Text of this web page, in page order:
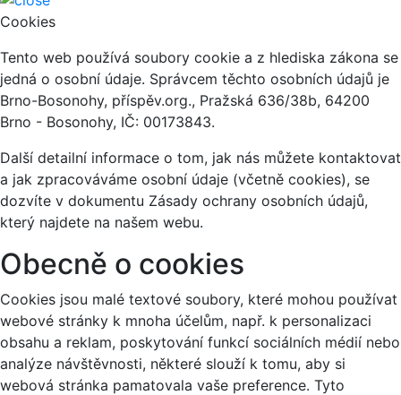
Cookies
Tento web používá soubory cookie a z hlediska zákona se
jedná o osobní údaje. Správcem těchto osobních údajů je
Brno-Bosonohy, příspěv.org., Pražská 636/38b, 64200
Brno - Bosonohy, IČ: 00173843.
Další detailní informace o tom, jak nás můžete kontaktovat
a jak zpracováváme osobní údaje (včetně cookies), se
dozvíte v dokumentu Zásady ochrany osobních údajů,
který najdete na našem webu.
Obecně o cookies
Cookies jsou malé textové soubory, které mohou používat
webové stránky k mnoha účelům, např. k personalizaci
obsahu a reklam, poskytování funkcí sociálních médií nebo
analýze návštěvnosti, některé slouží k tomu, aby si
webová stránka pamatovala vaše preference. Tyto